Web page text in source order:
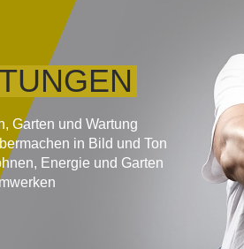
Garten und Wartung
in Bild und Ton
Energie und Garten